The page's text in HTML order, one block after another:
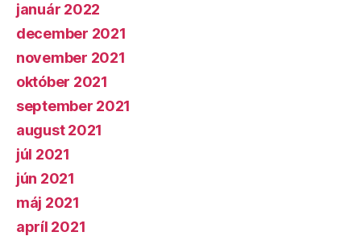
január 2022
december 2021
november 2021
október 2021
september 2021
august 2021
júl 2021
jún 2021
máj 2021
apríl 2021